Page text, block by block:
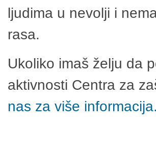
ljudima u nevolji i
rasa.
Ukoliko imaš želju da
aktivnosti Centra za
nas za više informacija.